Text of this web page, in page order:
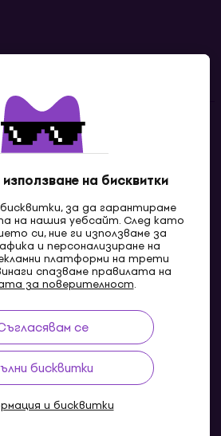
на бисквитки
за да гарантираме
на нашия уебсайт. След като
си, ние ги използваме за
и персонализиране на
платформи на трети
спазваме правилата на
за поверителност.
се
бисквитки
и бисквитки
Контакти
MK